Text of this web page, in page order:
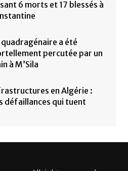
6 morts et 17 blessés à
quadragénaire a été
percutée par un
à M’Sila
en Algérie :
défaillances qui tuent